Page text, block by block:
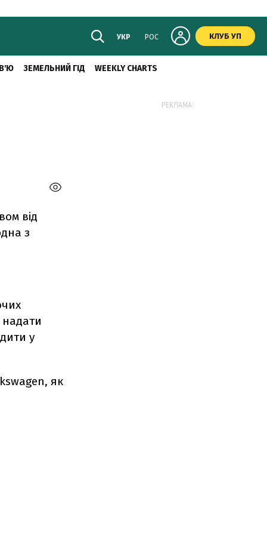
УКР РОС КЛУБ УП
ЗЕМЕЛЬНИЙ ГІД WEEKLY CHARTS
від
з
у
як
РЕКЛАМА: